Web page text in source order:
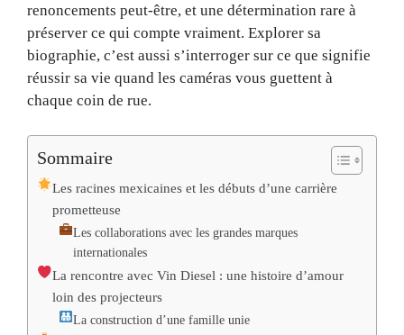
renoncements peut-être, et une détermination rare à
préserver ce qui compte vraiment. Explorer sa
biographie, c’est aussi s’interroger sur ce que signifie
réussir sa vie quand les caméras vous guettent à
chaque coin de rue.
Sommaire
Les racines mexicaines et les débuts d’une carrière
prometteuse
Les collaborations avec les grandes marques
internationales
La rencontre avec Vin Diesel : une histoire d’amour
loin des projecteurs
La construction d’une famille unie